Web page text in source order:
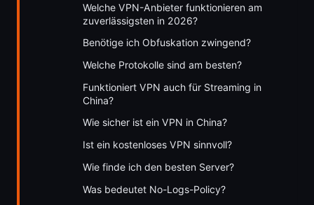
Welche VPN-Anbieter funktionieren am
zuverlässigsten in 2026?
Benötige ich Obfuskation zwingend?
Welche Protokolle sind am besten?
Funktioniert VPN auch für Streaming in
China?
Wie sicher ist ein VPN in China?
Ist ein kostenloses VPN sinnvoll?
Wie finde ich den besten Server?
Was bedeutet No-Logs-Policy?